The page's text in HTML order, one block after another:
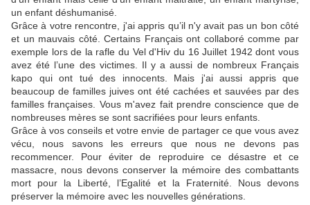
un enfant déshumanisé.
Grâce à votre rencontre, j'ai appris qu’il n'y avait pas un bon côté
et un mauvais côté. Certains Français ont collaboré comme par
exemple lors de la rafle du Vel d'Hiv du 16 Juillet 1942 dont vous
avez été l’une des victimes. Il y a aussi de nombreux Français
kapo qui ont tué des innocents. Mais j'ai aussi appris que
beaucoup de familles juives ont été cachées et sauvées par des
familles françaises. Vous m'avez fait prendre conscience que de
nombreuses mères se sont sacrifiées pour leurs enfants.
Grâce à vos conseils et votre envie de partager ce que vous avez
vécu, nous savons les erreurs que nous ne devons pas
recommencer. Pour éviter de reproduire ce désastre et ce
massacre, nous devons conserver la mémoire des combattants
mort pour la Liberté, l’Egalité et la Fraternité. Nous devons
préserver la mémoire avec les nouvelles générations.